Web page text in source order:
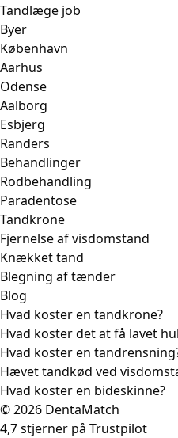
Tandlæge job
Byer
København
Aarhus
Odense
Aalborg
Esbjerg
Randers
Behandlinger
Rodbehandling
Paradentose
Tandkrone
Fjernelse af visdomstand
Knækket tand
Blegning af tænder
Blog
Hvad koster en tandkrone?
Hvad koster det at få lavet
Hvad koster en
Hævet tandkød ved
Hvad koster en bideskinne?
© 2026 DentaMatch
4,7 stjerner på Trustpilot